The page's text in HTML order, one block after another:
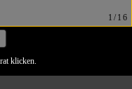
1/16
klicken.